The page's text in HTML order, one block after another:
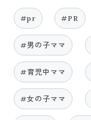
#pr #PR
#男の子ママ
#育児中ママ
#女の子ママ